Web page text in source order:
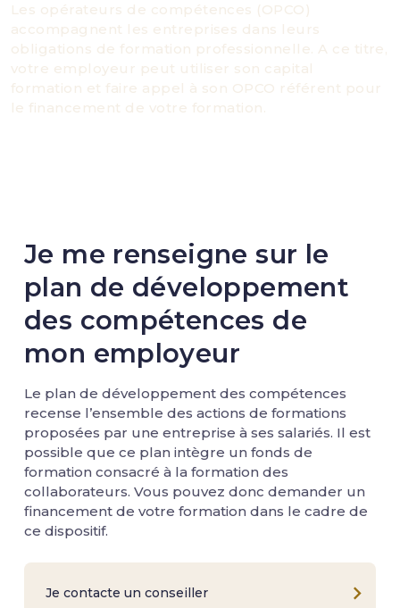
Les opérateurs de compétences (OPCO)
accompagnent les entreprises dans leurs
obligations de formation professionnelle. A ce titre,
votre employeur peut utiliser son capital
formation et faire appel à son OPCO référent pour
le financement de votre formation.
Je me renseigne sur le
plan de développement
des compétences de
mon employeur
Le plan de développement des compétences
recense l’ensemble des actions de formations
proposées par une entreprise à ses salariés. Il est
possible que ce plan intègre un fonds de
formation consacré à la formation des
collaborateurs. Vous pouvez donc demander un
financement de votre formation dans le cadre de
ce dispositif.
Je contacte un conseiller